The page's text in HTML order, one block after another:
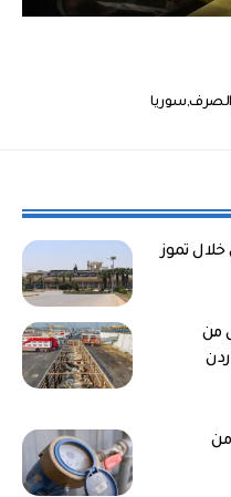
سوريا
خلال تموز
رأس من
من